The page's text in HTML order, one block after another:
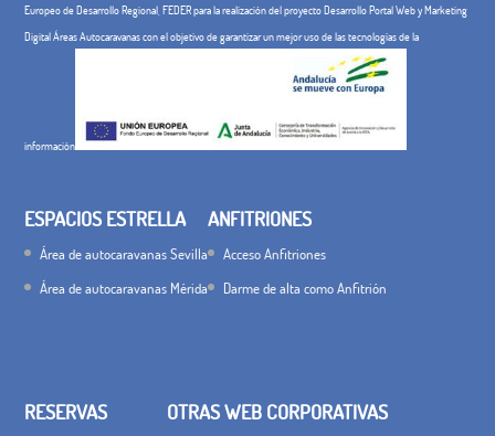
Europeo de Desarrollo Regional, FEDER para la realización del proyecto Desarrollo Portal Web y Marketing
Digital Áreas Autocaravanas con el objetivo de garantizar un mejor uso de las tecnologías de la
información
ESPACIOS ESTRELLA
Área de autocaravanas Sevilla
Área de autocaravanas Mérida
ANFITRIONES
Acceso Anfitriones
Darme de alta como Anfitrión
RESERVAS OTRAS WEB CORPORATIVAS